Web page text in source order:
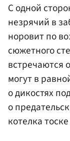
С одной
незрячий в
норовит по
сюжетного
встречаются
могут в
о дикостях
о
котелка